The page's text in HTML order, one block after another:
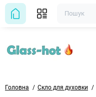
Головна Скло для духовки